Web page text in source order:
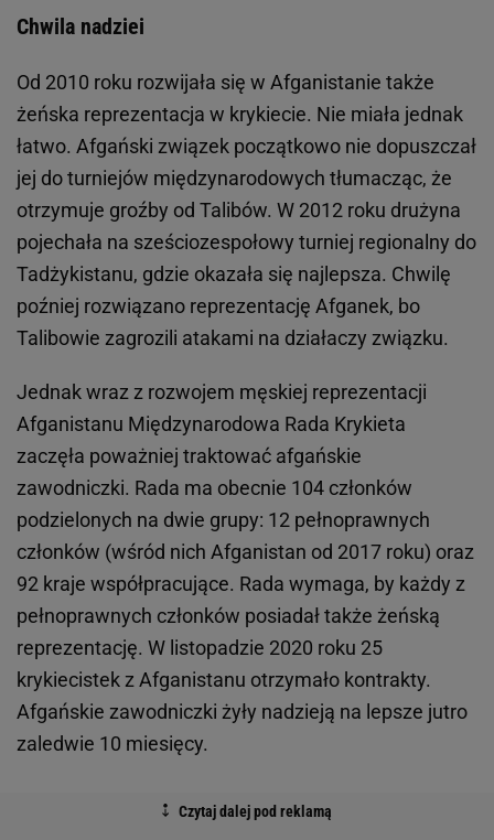
Chwila nadziei
Od 2010 roku rozwijała się w Afganistanie także
żeńska reprezentacja w krykiecie. Nie miała jednak
łatwo. Afgański związek początkowo nie dopuszczał
jej do turniejów międzynarodowych tłumacząc, że
otrzymuje groźby od Talibów. W 2012 roku drużyna
pojechała na sześciozespołowy turniej regionalny do
Tadżykistanu, gdzie okazała się najlepsza. Chwilę
poźniej rozwiązano reprezentację Afganek, bo
Talibowie zagrozili atakami na działaczy związku.
Jednak wraz z rozwojem męskiej reprezentacji
Afganistanu Międzynarodowa Rada Krykieta
zaczęła poważniej traktować afgańskie
zawodniczki. Rada ma obecnie 104 członków
podzielonych na dwie grupy: 12 pełnoprawnych
członków (wśród nich Afganistan od 2017 roku) oraz
92 kraje współpracujące. Rada wymaga, by każdy z
pełnoprawnych członków posiadał także żeńską
reprezentację. W listopadzie 2020 roku 25
krykiecistek z Afganistanu otrzymało kontrakty.
Afgańskie zawodniczki żyły nadzieją na lepsze jutro
zaledwie 10 miesięcy.